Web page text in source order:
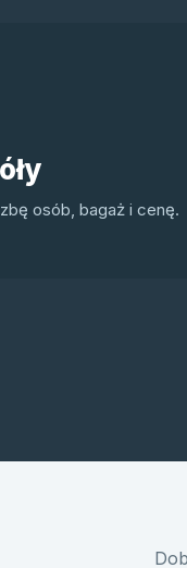
osób, bagaż i cenę.